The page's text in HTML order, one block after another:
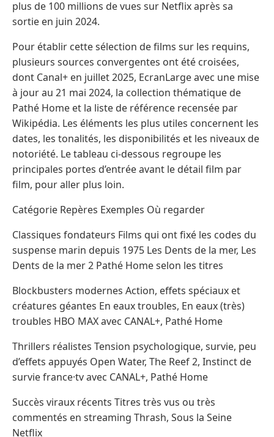
plus de 100 millions de vues sur Netflix après sa
sortie en juin 2024.
Pour établir cette sélection de films sur les requins,
plusieurs sources convergentes ont été croisées,
dont Canal+ en juillet 2025, EcranLarge avec une mise
à jour au 21 mai 2024, la collection thématique de
Pathé Home et la liste de référence recensée par
Wikipédia. Les éléments les plus utiles concernent les
dates, les tonalités, les disponibilités et les niveaux de
notoriété. Le tableau ci-dessous regroupe les
principales portes d’entrée avant le détail film par
film, pour aller plus loin.
Catégorie Repères Exemples Où regarder
Classiques fondateurs Films qui ont fixé les codes du
suspense marin depuis 1975 Les Dents de la mer, Les
Dents de la mer 2 Pathé Home selon les titres
Blockbusters modernes Action, effets spéciaux et
créatures géantes En eaux troubles, En eaux (très)
troubles HBO MAX avec CANAL+, Pathé Home
Thrillers réalistes Tension psychologique, survie, peu
d’effets appuyés Open Water, The Reef 2, Instinct de
survie france·tv avec CANAL+, Pathé Home
Succès viraux récents Titres très vus ou très
commentés en streaming Thrash, Sous la Seine
Netflix